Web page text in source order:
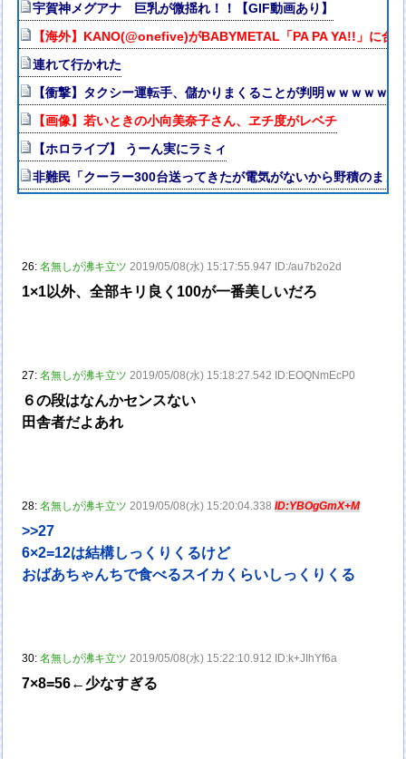
宇賀神メグアナ 巨乳が微揺れ！！【GIF動画あり】
【海外】KANO(@onefive)がBABYMETAL「PA PA YA!!」に合
連れて行かれた
【衝撃】タクシー運転手、儲かりまくることが判明ｗｗｗｗｗ
【画像】若いときの小向美奈子さん、ヱチ度がレベチ
【ホロライブ】 うーん実にラミィ
非難民「クーラー300台送ってきたが電気がないから野積のまま
26:名無しが沸キ立ツ 2019/05/08(水) 15:17:55.947 ID:/au7b2o2d
1×1以外、全部キリ良く100が一番美しいだろ
27:名無しが沸キ立ツ 2019/05/08(水) 15:18:27.542 ID:EOQNmEcP0
６の段はなんかセンスない
田舎者だよあれ
28:名無しが沸キ立ツ 2019/05/08(水) 15:20:04.338ID:YBOgGmX+M
>>27
6×2=12は結構しっくりくるけど
おばあちゃんちで食べるスイカくらいしっくりくる
30:名無しが沸キ立ツ 2019/05/08(水) 15:22:10.912 ID:k+JIhYf6a
7×8=56←少なすぎる